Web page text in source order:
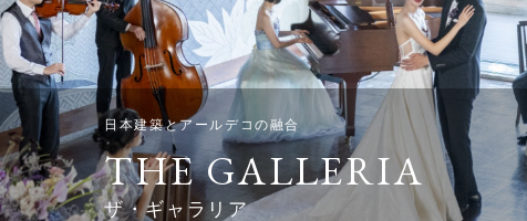
日本建築とアールデコの融合
THE GALLERIA
ザ・ギャラリア